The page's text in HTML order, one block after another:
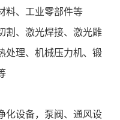
料、工业零部件等
割、激光焊接、激光雕
处理、机械压力机、锻
化设备，泵阀、通风设